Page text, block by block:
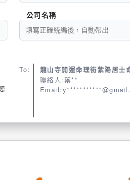
公司名稱
To:
龍山寺開運命理街紫陽居士
聯絡人:葉**